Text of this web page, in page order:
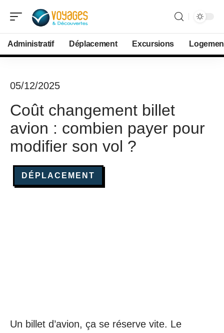
Administratif Déplacement Excursions
05/12/2025
Coût changement billet
avion : combien payer pour
modifier son vol ?
DÉPLACEMENT
Un billet d’avion, ça se réserve vite. Le